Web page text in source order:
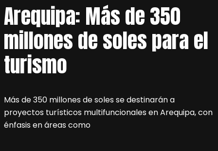
Arequipa: Más de 350
millones de soles para el
turismo
Más de 350 millones de soles se destinarán a
proyectos turísticos multifuncionales en Arequipa, con
énfasis en áreas como